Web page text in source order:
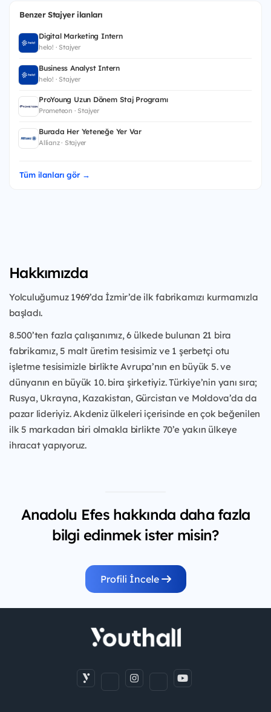
Benzer Stajyer ilanları
Digital Marketing Intern
helo! · Stajyer
Business Analyst Intern
helo! · Stajyer
ProYoung Uzun Dönem Staj Programı
Prometeon · Stajyer
Burada Her Yeteneğe Yer Var
Allianz · Stajyer
Tüm ilanları gör →
Hakkımızda
Yolculuğumuz 1969’da İzmir’de ilk fabrikamızı kurmamızla
başladı.
8.500’ten fazla çalışanımız, 6 ülkede bulunan 21 bira
fabrikamız, 5 malt üretim tesisimiz ve 1 şerbetçi otu
işletme tesisimizle birlikte Avrupa’nın en büyük 5. ve
dünyanın en büyük 10. bira şirketiyiz. Türkiye’nin yanı sıra;
Rusya, Ukrayna, Kazakistan, Gürcistan ve Moldova’da da
pazar lideriyiz. Akdeniz ülkeleri içerisinde en çok beğenilen
ilk 5 markadan biri olmakla birlikte 70’e yakın ülkeye
ihracat yapıyoruz.
Anadolu Efes hakkında daha fazla
bilgi edinmek ister misin?
Profili İncele